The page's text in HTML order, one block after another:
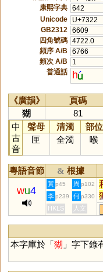
康熙字典 642
Unicode
U+7322
GB2312
6609
四角號碼 4722.0
頻序 A/B
6766
頻次 A/B
1
普通話
h
《廣韻》 頁碼
猢
81
中
古
音
聲母 清濁 部位
匣
全濁 喉
粵語音節 & 根據
wu4
黃 p45 周 p102
李 p239 何 p330
HKLS 人文
本字庫於「猢 」字下錄